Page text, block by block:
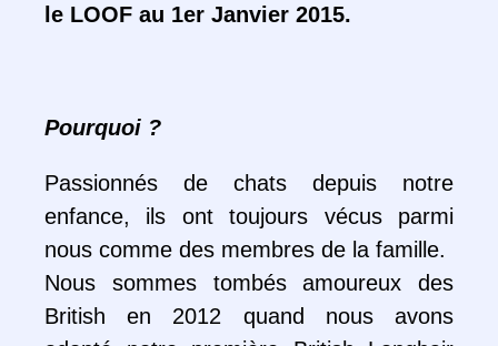
d'Aydindrill
le LOOF au 1er Janvier 2015.
Pourquoi ?
Passionnés de chats depuis notre
enfance, ils ont toujours vécus parmi
nous comme des membres de la famille.
Nous sommes tombés amoureux des
British en 2012 quand nous avons